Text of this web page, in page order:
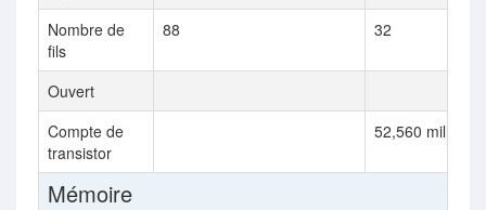
Nombre de
fils
88 32
Ouvert
Compte de
transistor
52,560 million
Mémoire